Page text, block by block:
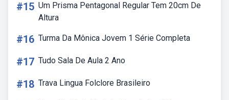
#15 Um Prisma Pentagonal Regular Tem 20cm De
Altura
#16 Turma Da Mônica Jovem 1 Série Completa
#17 Tudo Sala De Aula 2 Ano
#18 Trava Lingua Folclore Brasileiro